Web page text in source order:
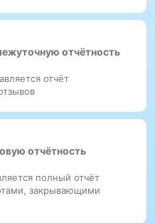
отчётность
отчёт
отчётность
полный отчёт
закрывающими